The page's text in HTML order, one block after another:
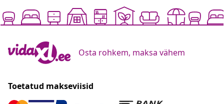
Osta rohkem, maksa vähem
Toetatud makseviisid